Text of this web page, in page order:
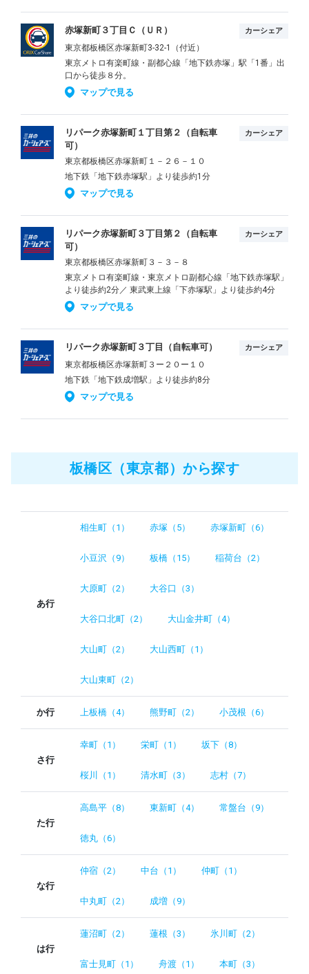
赤塚新町３丁目Ｃ（ＵＲ） カーシェア
東京都板橋区赤塚新町3-32-1（付近）
東京メトロ有楽町線・副都心線「地下鉄赤塚」駅「1番」出
口から徒歩８分。
マップで見る
リパーク赤塚新町１丁目第２（自転車
可）
カーシェア
東京都板橋区赤塚新町１－２６－１０
地下鉄「地下鉄赤塚駅」より徒歩約1分
マップで見る
リパーク赤塚新町３丁目第２（自転車
可）
カーシェア
東京都板橋区赤塚新町３－３－８
東京メトロ有楽町線・東京メトロ副都心線「地下鉄赤塚駅」
より徒歩約2分／ 東武東上線「下赤塚駅」より徒歩約4分
マップで見る
リパーク赤塚新町３丁目（自転車可） カーシェア
東京都板橋区赤塚新町３ー２０ー１０
地下鉄「地下鉄成増駅」より徒歩約8分
マップで見る
板橋区（東京都）から探す
あ行
相生町（1） 赤塚（5） 赤塚新町（6）
小豆沢（9） 板橋（15） 稲荷台（2）
大原町（2） 大谷口（3）
大谷口北町（2） 大山金井町（4）
大山町（2） 大山西町（1）
大山東町（2）
か行 上板橋（4） 熊野町（2） 小茂根（6）
さ行
幸町（1） 栄町（1） 坂下（8）
桜川（1） 清水町（3） 志村（7）
た行
高島平（8） 東新町（4） 常盤台（9）
徳丸（6）
な行
仲宿（2） 中台（1） 仲町（1）
中丸町（2） 成増（9）
は行
蓮沼町（2） 蓮根（3） 氷川町（2）
富士見町（1） 舟渡（1） 本町（3）